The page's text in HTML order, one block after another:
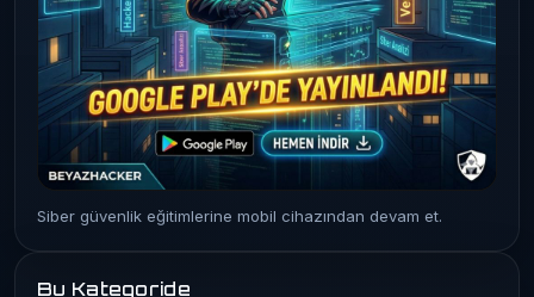
Siber güvenlik eğitimlerine mobil cihazından devam et.
Bu Kategoride